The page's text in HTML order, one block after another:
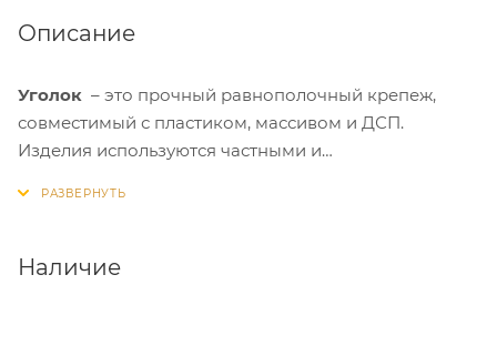
Описание
Уголок – это прочный равнополочный крепеж,
совместимый с пластиком, массивом и ДСП.
Изделия используются частными и
Наличие